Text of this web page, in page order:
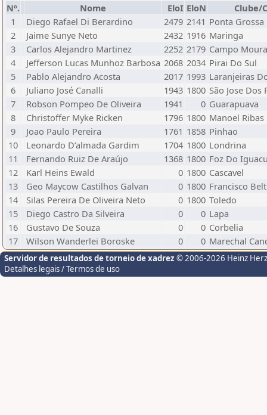
Nº. Nome EloI EloN
Clube/
1
Diego Rafael Di Berardino 2479 2141 Ponta Grossa
2
Jaime Sunye Neto 2432 1916 Maringa
3
Carlos Alejandro Martinez 2252 2179 Campo
4
Jefferson Lucas Munhoz Barbosa 2068 2034 Pirai Do Sul
5
Pablo Alejandro Acosta 2017 1993 Laranjeiras
6
Juliano José Canalli 1943 1800 São Jose Dos
7
Robson Pompeo De Oliveira 1941 0 Guarapuava
8
Christoffer Myke Ricken 1796 1800 Manoel Ribas
9
Joao Paulo Pereira 1761 1858 Pinhao
10
Leonardo D’almada Gardim 1704 1800 Londrina
11
Fernando Ruiz De Araújo 1368 1800 Foz Do
12
Karl Heins Ewald 0 1800 Cascavel
13
Geo Maycow Castilhos Galvan 0 1800 Francisco
14
Silas Pereira De Oliveira Neto 0 1800 Toledo
15
Diego Castro Da Silveira 0 0 Lapa
16
Gustavo De Souza 0 0 Corbelia
17
Wilson Wanderlei Boroske 0 0 Marechal
Servidor de resultados de torneio de xadrez © 2006-2026 Heinz
Detalhes legais / Termos de uso